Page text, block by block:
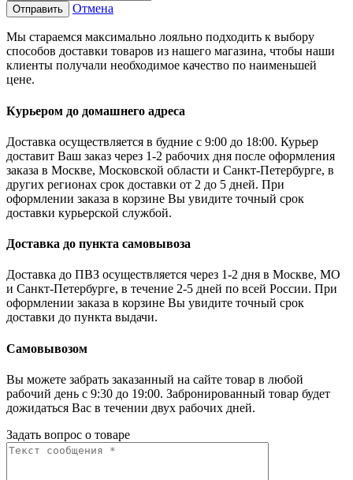
Отправить Отмена
Мы стараемся максимально лояльно подходить к выбору
способов доставки товаров из нашего магазина, чтобы наши
клиенты получали необходимое качество по наименьшей
цене.
Курьером до домашнего адреса
Доставка осуществляется в будние с 9:00 до 18:00. Курьер
доставит Ваш заказ через 1-2 рабочих дня после оформления
заказа в Москве, Московской области и Санкт-Петербурге, в
других регионах срок доставки от 2 до 5 дней. При
оформлении заказа в корзине Вы увидите точный срок
доставки курьерской службой.
Доставка до пункта самовывоза
Доставка до ПВЗ осуществляется через 1-2 дня в Москве, МО
и Санкт-Петербурге, в течение 2-5 дней по всей России. При
оформлении заказа в корзине Вы увидите точный срок
доставки до пункта выдачи.
Самовывозом
Вы можете забрать заказанный на сайте товар в любой
рабочий день с 9:30 до 19:00. Забронированный товар будет
дожидаться Вас в течении двух рабочих дней.
Задать вопрос о товаре